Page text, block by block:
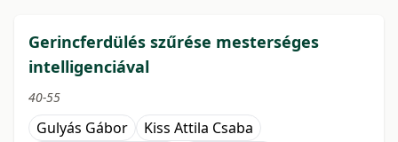
Gerincferdülés szűrése mesterséges
intelligenciával
40-55
Gulyás Gábor
Kiss Attila Csaba